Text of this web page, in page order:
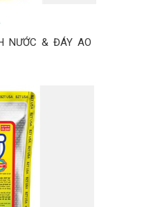
NƯỚC & ĐÁY AO